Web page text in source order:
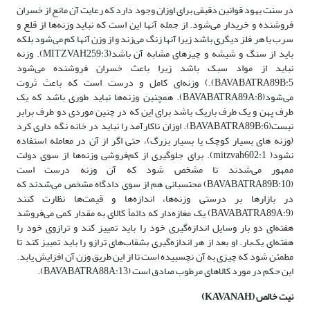
در سنت یهود قوانین دقیقی برای اوزان وجود دارد که رعایت آن مانع از خسران
فروشنده و خریدار می‌شود. از جمله آنها این است که نباید وزنه‌ها از قلع و
سرب یا هر فلز دیگری باشد زیرا آنها زنگ می‌زند و از وزن آنها کم می‌شود بلکه
باید از سنگ و شیشه و چیزهای مشابه آن باشد(MITZVAH259:3). وزنه
نباید از مواد سبک باشد زیرا باعث خسران فروشنده می‌شود
BAVABATRA89B:5).) وزنه‌ای کامل و درست است که باعث ثروت
می‌شود(BAVABATRA89A:8). همچنین وزنه‌ها نباید طوری باشد که یک
طرف پهن و یک طرف باریک باشد برای این که در چنین موردی دو طرف برابر
نیست(BAVABATRA89B:6). اوزان ناکارآمد را نباید در خانه نگه داری کرد
(وزنه های بسیار کوچک یا بسیار بزرگ)، حتی اگر از آن در معامله استفاده
نشود( mitzvah602:1). برای جلوگیری از کم‌فروشی وزنه‌ها از سوی دولت
ممهور می‌شدند تا مشخص شود که آن وزنه درست است
(BAVABATRA89B:10) محتسبانی هم از سوی دادگاه مشخص می‌شدند که
در بازارها بر درستی وزنه‌ها، اندازه‌ها و قیمت‌ها نظارت کنند
(BAVABATRA89A:9) یک مغازه‌دار که دائماً کالای به مقدار کمی می‌فروشد
هفته‌ای دو بار وسایل اندازه‌گیری خود را باید تمییز کند و ترازوی خود را
هفته‌ای یک‌بار. او بعد از هر اندازه‌گیری بشقاب‌های ترازو را باید تمییز کند تا
مطمئن شود که چیزی به آن نچسبیده است تا از این طریق وزن آن افزایش یابد.
این حکم در مورد کالاهای مرطوب صادق است (BAVABATRA88A:13).
نیت خالص(
KAVANAH
)